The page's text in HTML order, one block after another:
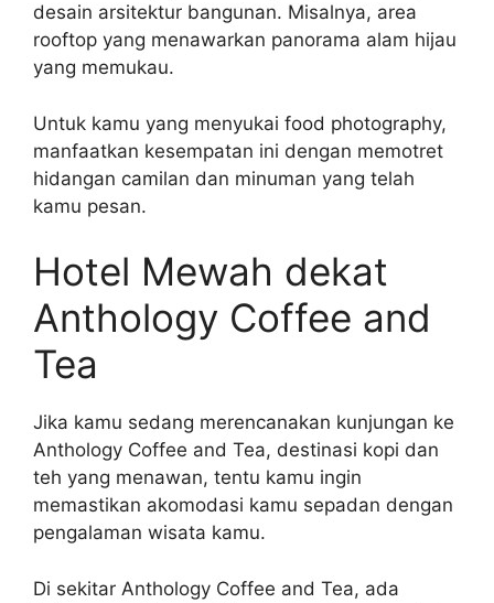
desain arsitektur bangunan. Misalnya, area
rooftop yang menawarkan panorama alam hijau
yang memukau.
Untuk kamu yang menyukai food photography,
manfaatkan kesempatan ini dengan memotret
hidangan camilan dan minuman yang telah
kamu pesan.
Hotel Mewah dekat
Anthology Coffee and
Tea
Jika kamu sedang merencanakan kunjungan ke
Anthology Coffee and Tea, destinasi kopi dan
teh yang menawan, tentu kamu ingin
memastikan akomodasi kamu sepadan dengan
pengalaman wisata kamu.
Di sekitar Anthology Coffee and Tea, ada